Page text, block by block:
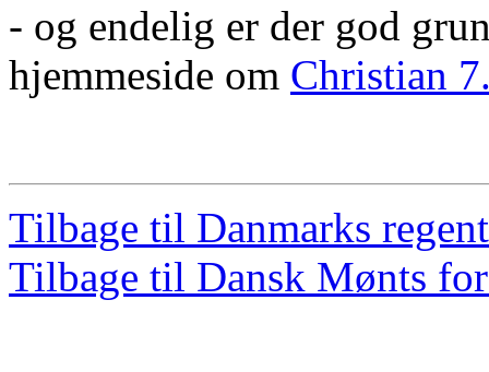
- og endelig er der god
hjemmeside om Christian
Tilbage til Danmarks
Tilbage til Dansk Mønts